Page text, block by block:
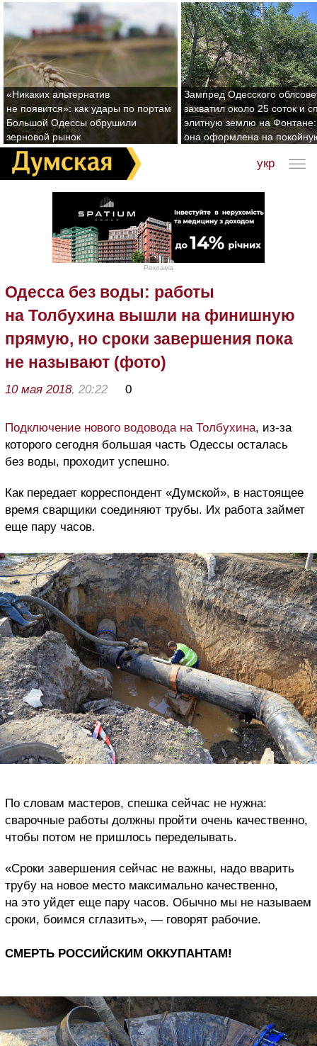
«Никаких альтернатив
не появится»: как удары по портам
Большой Одессы обрушили
зерновой рынок
Зампред Одесского
захватил около 25 соток и
элитную землю на Фонтане:
она оформлена на
укр
Реклама
Одесса без воды: работы
на Толбухина вышли на финишную
прямую, но сроки завершения пока
не называют (фото)
10 мая 2018, 20:22 0
Подключение нового водовода на Толбухина, из-за
которого сегодня большая часть Одессы осталась
без воды, проходит успешно.
Как передает корреспондент «Думской», в настоящее
время сварщики соединяют трубы. Их работа займет
еще пару часов.
По словам мастеров, спешка сейчас не нужна:
сварочные работы должны пройти очень качественно,
чтобы потом не пришлось переделывать.
«Сроки завершения сейчас не важны, надо вварить
трубу на новое место максимально качественно,
на это уйдет еще пару часов. Обычно мы не называем
сроки, боимся сглазить», — говорят рабочие.
СМЕРТЬ РОССИЙСКИМ ОККУПАНТАМ!